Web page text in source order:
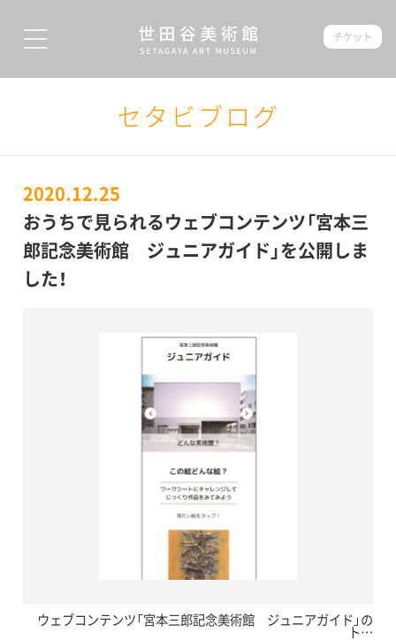
チケット
セタビブログ
2020.12.25
おうちで見られるウェブコンテンツ「宮本三
郎記念美術館 ジュニアガイド」を公開しま
した！
ウェブコンテンツ「宮本三郎記念美術館 ジュニアガイド」の
ト…